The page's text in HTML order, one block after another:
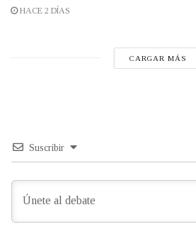
HACE 2 DÍAS
CARGAR MÁS
Suscribir